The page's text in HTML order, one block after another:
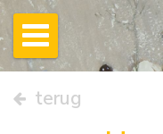
terug